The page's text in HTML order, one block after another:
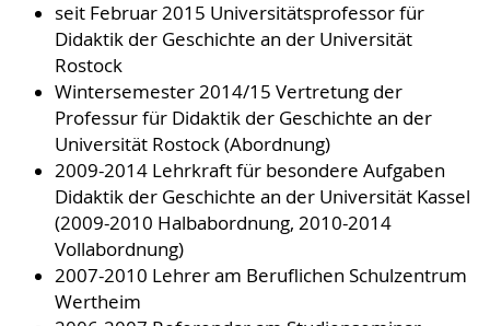
seit Februar 2015 Universitätsprofessor für
Didaktik der Geschichte an der Universität
Rostock
Wintersemester 2014/15 Vertretung der
Professur für Didaktik der Geschichte an der
Universität Rostock (Abordnung)
2009-2014 Lehrkraft für besondere Aufgaben
Didaktik der Geschichte an der Universität Kassel
(2009-2010 Halbabordnung, 2010-2014
Vollabordnung)
2007-2010 Lehrer am Beruflichen Schulzentrum
Wertheim